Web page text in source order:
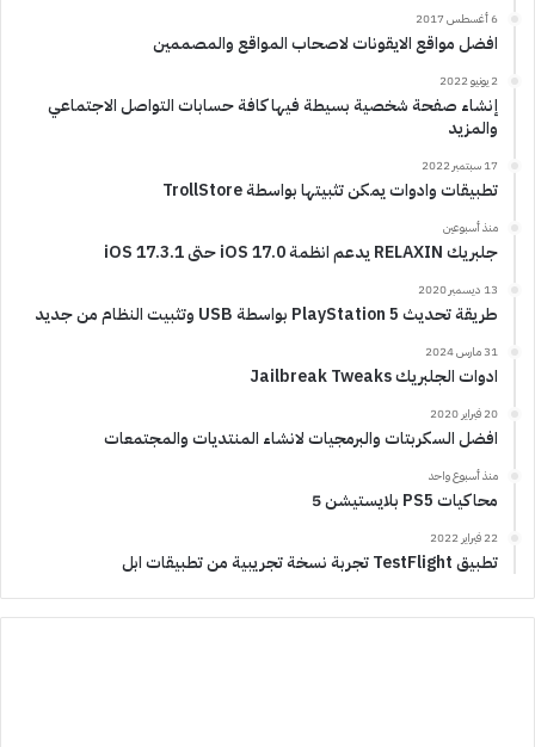
6 أغسطس 2017
افضل مواقع الايقونات لاصحاب المواقع والمصممين
2 يونيو 2022
إنشاء صفحة شخصية بسيطة فيها كافة حسابات التواصل الاجتماعي
والمزيد
17 سبتمبر 2022
تطبيقات وادوات يمكن تثبيتها بواسطة TrollStore
منذ أسبوعين
جلبريك RELAXIN يدعم انظمة iOS 17.0 حتى iOS 17.3.1
13 ديسمبر 2020
طريقة تحديث PlayStation 5 بواسطة USB وتثبيت النظام من جديد
31 مارس 2024
ادوات الجلبريك Jailbreak Tweaks
20 فبراير 2020
افضل السكربتات والبرمجيات لانشاء المنتديات والمجتمعات
منذ أسبوع واحد
محاكيات PS5 بلايستيشن 5
22 فبراير 2022
تطبيق TestFlight تجربة نسخة تجريبية من تطبيقات ابل